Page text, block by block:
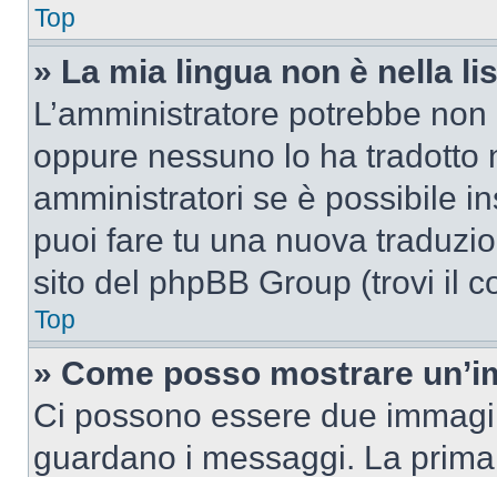
Top
» La mia lingua non è nella
L’amministratore potrebbe
oppure nessuno lo ha
amministratori se è possibile
puoi fare tu una nuova
sito del phpBB Group (trovi il
Top
» Come posso mostrare
Ci possono essere due
guardano i messaggi. La